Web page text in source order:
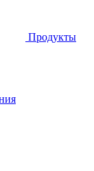
Продукты